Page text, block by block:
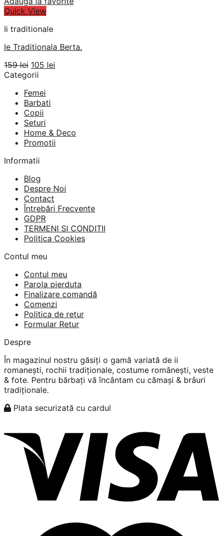
Quick View
Ii traditionale
Ie Traditionala Berta.
159lei Prețul
inițial
fost:
159 lei.
105 lei
Categorii
Femei
Barbati
Copii
Seturi
Home & Deco
Promotii
Informatii
Blog
Despre Noi
Contact
Întrebări Frecvente
GDPR
TERMENI SI CONDITII
Politica Cookies
Contul meu
Contul meu
Parola pierduta
Finalizare comandă
Comenzi
Politica de retur
Formular Retur
Despre
În magazinul nostru găsiți o gamă variată de ii
romanești, rochii tradiționale, costume românești, veste
& fote. Pentru bărbați vă încântam cu cămași & brâuri
tradiționale.
Plata securizată cu cardul